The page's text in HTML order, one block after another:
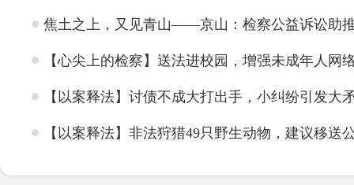
焦土之上，又见青山——京山：检察公益诉讼助
【心尖上的检察】送法进校园，增强未成年人网
【以案释法】讨债不成大打出手，小纠纷引发大
【以案释法】非法狩猎49只野生动物，建议移送